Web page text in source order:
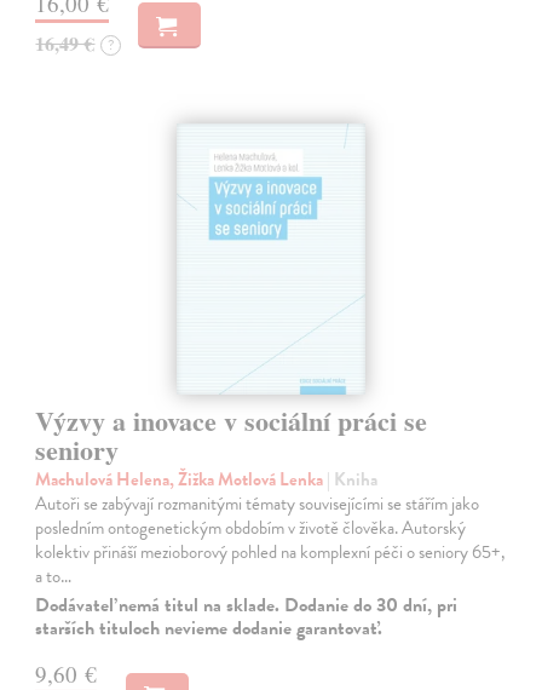
16,49 € ?
Výzvy a inovace v sociální práci se
seniory
Machulová Helena, Žižka Motlová Lenka| Kniha
Autoři se zabývají rozmanitými tématy souvisejícími se stářím jako
posledním ontogenetickým obdobím v životě člověka. Autorský
kolektiv přináší mezioborový pohled na komplexní péči o seniory 65+,
a to…
Dodávateľ nemá titul na sklade. Dodanie do 30 dní, pri
starších tituloch nevieme dodanie garantovať.
9,60 €